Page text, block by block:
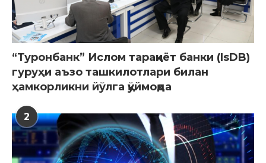
“Туронбанк” Ислом тараққиёт банки (IsDB)
гуруҳи аъзо ташкилотлари билан
ҳамкорликни йўлга қўймоқда
2